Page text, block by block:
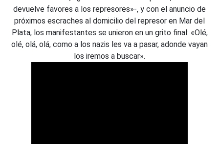
devuelve favores a los represores»-, y con el anuncio de
próximos escraches al domicilio del represor en Mar del
Plata, los manifestantes se unieron en un grito final: «Olé,
olé, olá, olá, como a los nazis les va a pasar, adonde vayan
los iremos a buscar».